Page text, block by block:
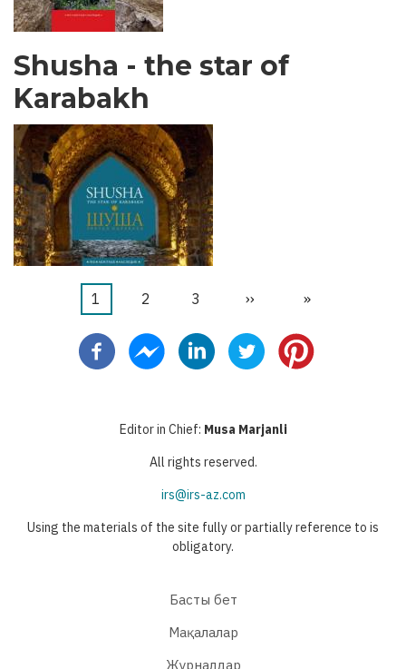
Shusha - the star of
Karabakh
Pagination
Current
1 Бет
2 Бет
3
Next
››
Last
»
Editor in Chief: Musa Marjanli
All rights reserved.
irs@irs-az.com
Using the materials of the site fully or partially reference to is
obligatory.
Басты бет
Мақалалар
Журналдар